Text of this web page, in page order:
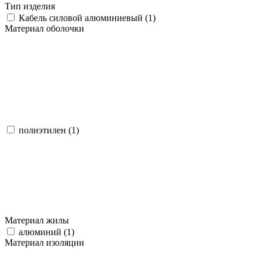
Тип изделия
Кабель силовой алюминиевый (1)
Материал оболочки
полиэтилен (1)
Материал жилы
алюминий (1)
Материал изоляции